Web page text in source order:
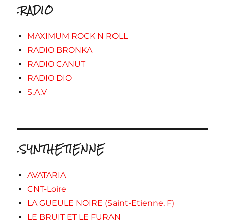
.RADIO
MAXIMUM ROCK N ROLL
RADIO BRONKA
RADIO CANUT
RADIO DIO
S.A.V
.SYNTHETIENNE
AVATARIA
CNT-Loire
LA GUEULE NOIRE (Saint-Etienne, F)
LE BRUIT ET LE FURAN